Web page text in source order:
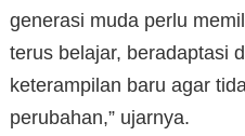
generasi muda perlu
terus belajar, beradaptasi
keterampilan baru agar
perubahan,” ujarnya.